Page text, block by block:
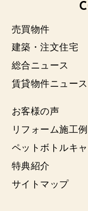
売買物件
建築・注文住宅
総合ニュース
賃貸物件ニュース
お客様の声
リフォーム施工例
ペットボトルキ
特典紹介
サイトマップ